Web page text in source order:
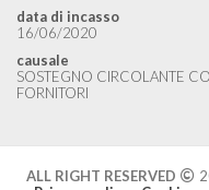
data di incasso
16/06/2020
causale
SOSTEGNO CIRCOLANTE
FORNITORI
ALL RIGHT RESERVED